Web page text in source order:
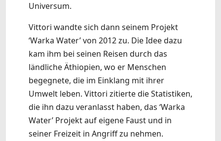
Universum.
Vittori wandte sich dann seinem Projekt
‘Warka Water’ von 2012 zu. Die Idee dazu
kam ihm bei seinen Reisen durch das
ländliche Äthiopien, wo er Menschen
begegnete, die im Einklang mit ihrer
Umwelt leben. Vittori zitierte die Statistiken,
die ihn dazu veranlasst haben, das ‘Warka
Water’ Projekt auf eigene Faust und in
seiner Freizeit in Angriff zu nehmen.